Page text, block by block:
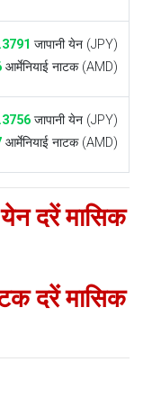
जापानी येन (JPY)
आर्मेनियाई नाटक (AMD)
जापानी येन (JPY)
आर्मेनियाई नाटक (AMD)
दरें मासिक
दरें मासिक